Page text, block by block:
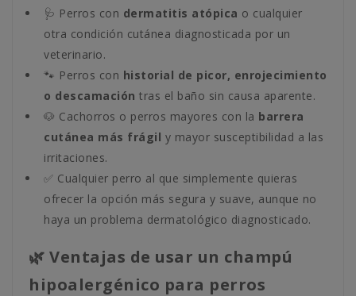
🩺 Perros con dermatitis atópica o cualquier
otra condición cutánea diagnosticada por un
veterinario.
🐾 Perros con historial de picor, enrojecimiento
o descamación tras el baño sin causa aparente.
🐶 Cachorros o perros mayores con la barrera
cutánea más frágil y mayor susceptibilidad a las
irritaciones.
✅ Cualquier perro al que simplemente quieras
ofrecer la opción más segura y suave, aunque no
haya un problema dermatológico diagnosticado.
🌿 Ventajas de usar un champú
hipoalergénico para perros